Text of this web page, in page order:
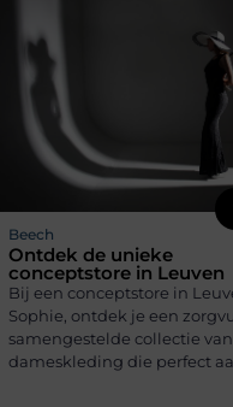
Beech
Ontdek de unieke
conceptstore in Leuven
Bij een conceptstore in
Sophie, ontdek je een
samengestelde collectie van
dameskleding die perfect